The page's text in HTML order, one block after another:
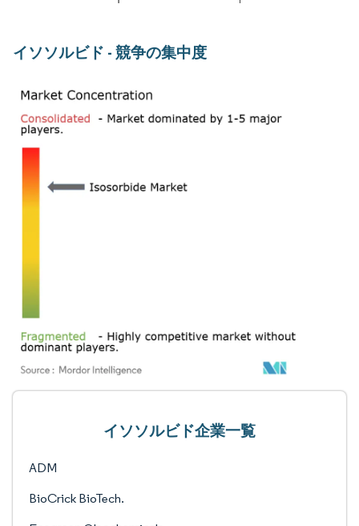
イソソルビド - 競争の集中度
イソソルビド企業一覧
ADM
BioCrick BioTech.